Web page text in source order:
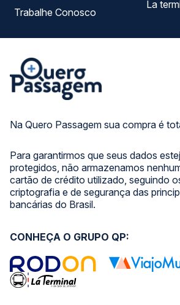
Na Quero Passagem sua compra é
Para garantirmos que seus dados
protegidos, não armazenamos
cartão de crédito utilizado, seguindo
criptografia e de segurança das
bancárias do Brasil.
Trabalhe Conosco
CONHEÇA O GRUPO QP: